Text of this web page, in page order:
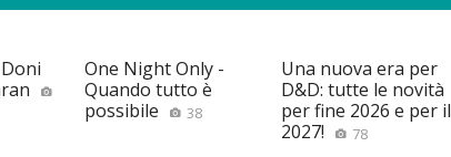
One Night Only -
Quando tutto è
possibile
38
Una nuova era per
D&D: tutte le novità
per fine 2026 e per il
2027!
78